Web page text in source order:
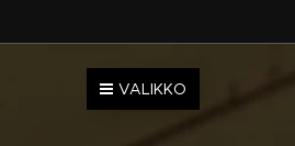
VALIKKO